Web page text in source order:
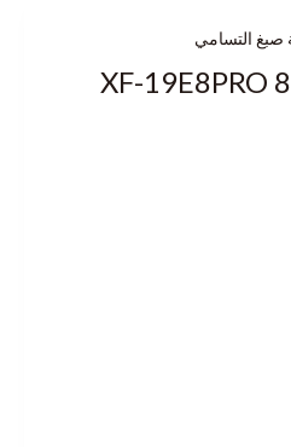
طابعات التسامي XF-19E8PRO 8